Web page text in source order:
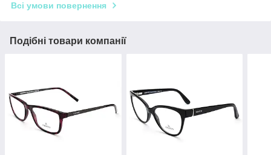
Всі умови повернення
Подібні товари компанії